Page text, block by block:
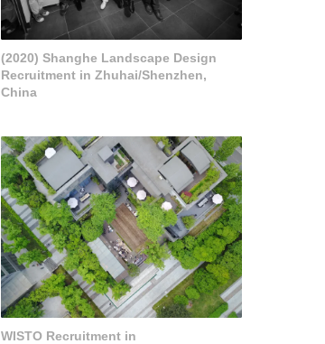
(2020) Shanghe Landscape Design
Recruitment in Zhuhai/Shenzhen,
China
WISTO Recruitment in